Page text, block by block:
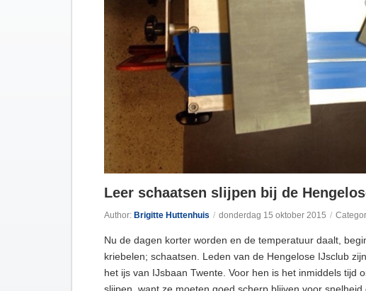
Leer schaatsen slijpen bij de
Author: Brigitte Huttenhuis / donderdag 15 oktober 2015 /
Nu de dagen korter worden en de temperatuur daalt,
kriebelen; schaatsen. Leden van de Hengelose IJsclub
het ijs van IJsbaan Twente. Voor hen is het inmiddels tijd